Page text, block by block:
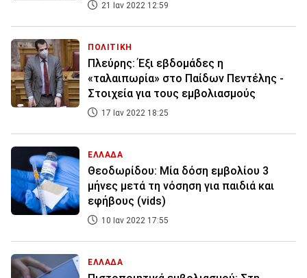
21 Ιαν 2022 12:59
ΠΟΛΙΤΙΚΗ
Πλεύρης: Έξι εβδομάδες η
«ταλαιπωρία» στο Παίδων Πεντέλης -
Στοιχεία για τους εμβολιασμούς
17 Ιαν 2022 18:25
ΕΛΛΑΔΑ
Θεοδωρίδου: Μία δόση εμβολίου 3
μήνες μετά τη νόσηση για παιδιά και
εφήβους (vids)
10 Ιαν 2022 17:55
ΕΛΛΑΔΑ